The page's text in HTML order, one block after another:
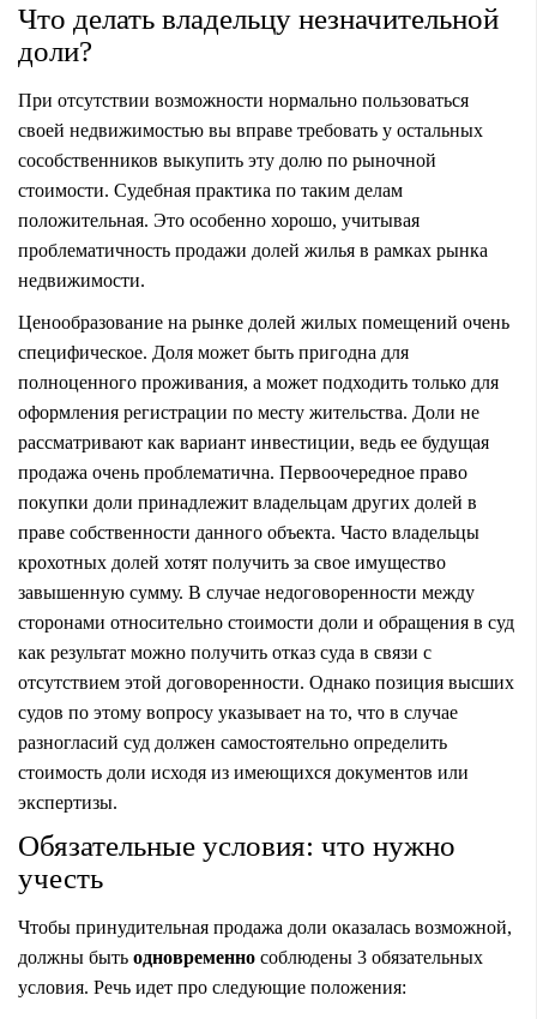
Что делать владельцу незначительной
доли?
При отсутствии возможности нормально пользоваться
своей недвижимостью вы вправе требовать у остальных
сособственников выкупить эту долю по рыночной
стоимости. Судебная практика по таким делам
положительная. Это особенно хорошо, учитывая
проблематичность продажи долей жилья в рамках рынка
недвижимости.
Ценообразование на рынке долей жилых помещений очень
специфическое. Доля может быть пригодна для
полноценного проживания, а может подходить только для
оформления регистрации по месту жительства. Доли не
рассматривают как вариант инвестиции, ведь ее будущая
продажа очень проблематична. Первоочередное право
покупки доли принадлежит владельцам других долей в
праве собственности данного объекта. Часто владельцы
крохотных долей хотят получить за свое имущество
завышенную сумму. В случае недоговоренности между
сторонами относительно стоимости доли и обращения в суд
как результат можно получить отказ суда в связи с
отсутствием этой договоренности. Однако позиция высших
судов по этому вопросу указывает на то, что в случае
разногласий суд должен самостоятельно определить
стоимость доли исходя из имеющихся документов или
экспертизы.
Обязательные условия: что нужно
учесть
Чтобы принудительная продажа доли оказалась возможной,
должны быть одновременно соблюдены 3 обязательных
условия. Речь идет про следующие положения: